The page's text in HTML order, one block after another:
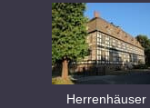
Herrenhäuser